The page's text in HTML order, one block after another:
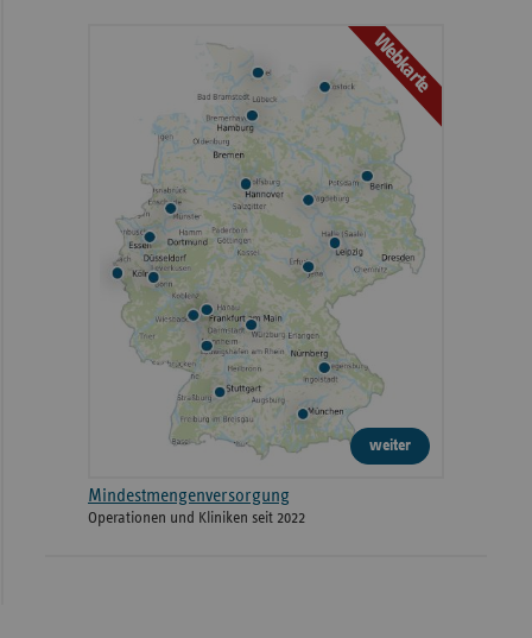
Webkarte
weiter
Mindestmengenversorgung
Operationen und Kliniken seit 2022